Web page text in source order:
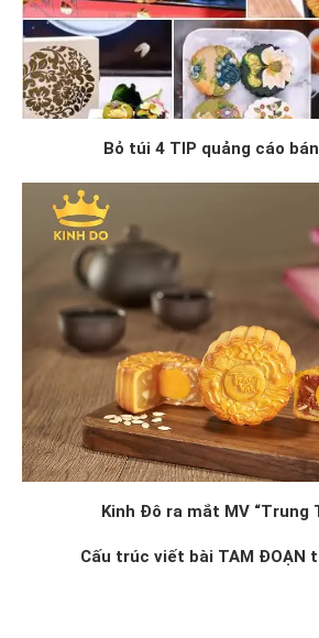
Bỏ túi 4 TIP quảng cáo
Kinh Đô ra mắt MV “Trung
Cấu trúc viết bài TAM ĐOẠN